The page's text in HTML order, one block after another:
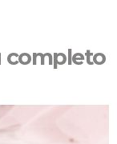
completo